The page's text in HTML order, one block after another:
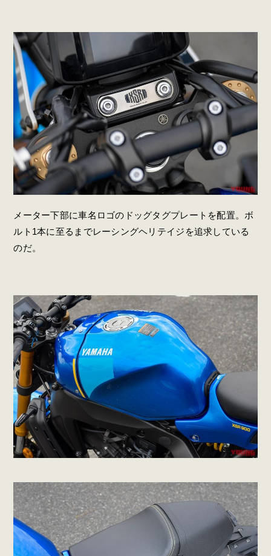
メーター下部に車名ロゴのドッグタグプレートを配置。ボ
ルト1本に至るまでレーシングヘリテイジを追求している
のだ。